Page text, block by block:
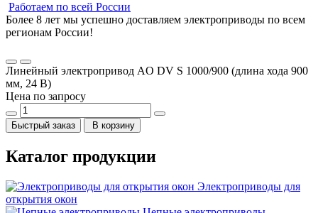
Работаем по всей России
Более 8 лет мы успешно доставляем электроприводы по всем
регионам России!
Линейный электропривод AO DV S 1000/900 (длина хода 900
мм, 24 В)
Цена по запросу
Быстрый заказ В корзину
Каталог продукции
Электроприводы для
открытия окон